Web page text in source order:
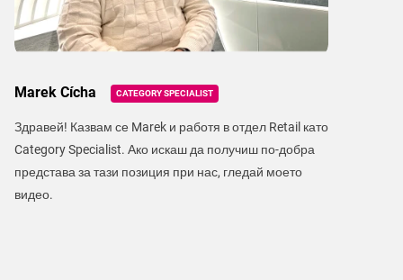
Marek Cícha CATEGORY SPECIALIST
Здравей! Казвам се Marek и работя в отдел Retail като
Category Specialist. Ако искаш да получиш по-добра
представа за тази позиция при нас, гледай моето
видео.